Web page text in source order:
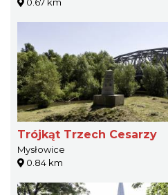
Trójkąt Trzech Cesarzy
Mysłowice
0.84 km